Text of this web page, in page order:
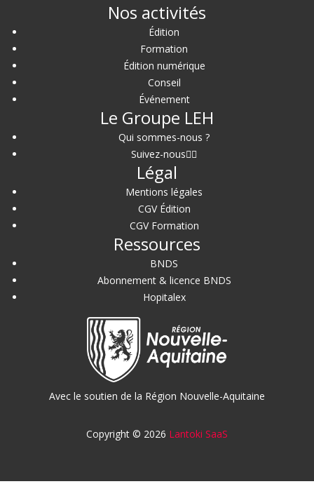
Nos activités
Édition
Formation
Édition numérique
Conseil
Événement
Le Groupe LEH
Qui sommes-nous ?
Suivez-nous
Légal
Mentions légales
CGV Édition
CGV Formation
Ressources
BNDS
Abonnement & licence BNDS
Hopitalex
Avec le soutien de la Région Nouvelle-Aquitaine
Copyright © 2026 Lantoki SaaS